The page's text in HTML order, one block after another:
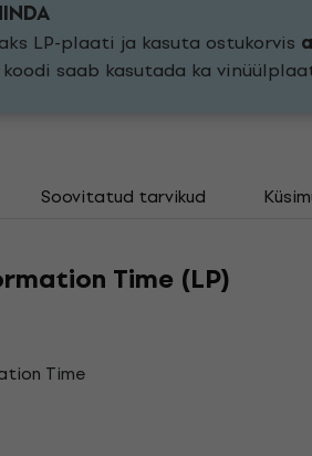
LP-plaati ja kasuta ostukorvis
koodi saab kasutada ka
Soovitatud tarvikud
Time (LP)
Time